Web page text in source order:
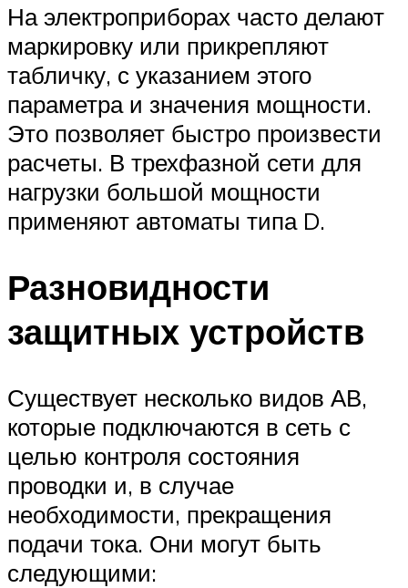
На электроприборах часто делают
маркировку или прикрепляют
табличку, с указанием этого
параметра и значения мощности.
Это позволяет быстро произвести
расчеты. В трехфазной сети для
нагрузки большой мощности
применяют автоматы типа D.
Разновидности
защитных устройств
Существует несколько видов АВ,
которые подключаются в сеть с
целью контроля состояния
проводки и, в случае
необходимости, прекращения
подачи тока. Они могут быть
следующими: